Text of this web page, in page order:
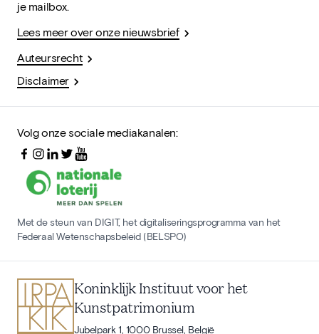
je mailbox.
Lees meer over onze nieuwsbrief
Auteursrecht
Disclaimer
Volg onze sociale mediakanalen:
Met de steun van DIGIT, het digitaliseringsprogramma van het
Federaal Wetenschapsbeleid (BELSPO)
Koninklijk Instituut voor het
Kunstpatrimonium
Jubelpark 1, 1000 Brussel, België